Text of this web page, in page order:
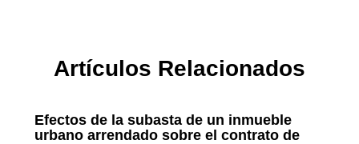
Artículos Relacionados
Efectos de la subasta de un inmueble
urbano arrendado sobre el contrato de